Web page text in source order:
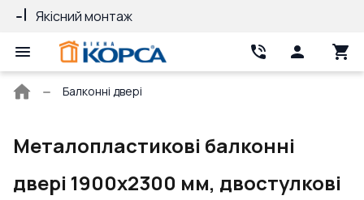
Якісний монтаж
Головна
Балконні двері
Металопластикові балконні
двері 1900x2300 мм, двостулкові